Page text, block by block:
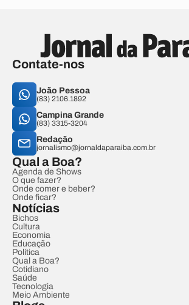
Contate-nos
João Pessoa
(83) 2106.1892
Campina Grande
(83) 3315-3204
Redação
jornalismo@jornaldaparaiba.com.br
Qual a Boa?
Agenda de Shows
O que fazer?
Onde comer e beber?
Onde ficar?
Notícias
Bichos
Cultura
Economia
Educação
Política
Qual a Boa?
Cotidiano
Saúde
Tecnologia
Meio Ambiente